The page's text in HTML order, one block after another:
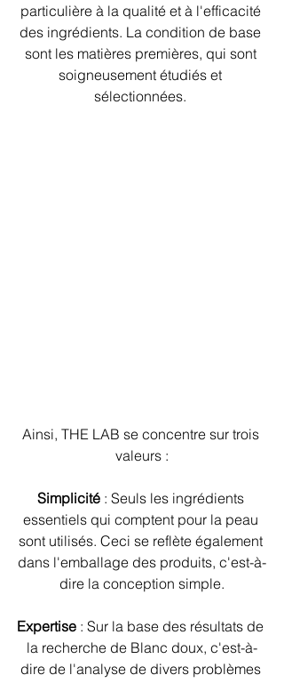
particulière à la qualité et à l'efficacité
des ingrédients. La condition de base
sont les matières premières, qui sont
soigneusement étudiés et
sélectionnées.
Ainsi, THE LAB se concentre sur trois
valeurs :
Simplicité : Seuls les ingrédients
essentiels qui comptent pour la peau
sont utilisés. Ceci se reflète également
dans l'emballage des produits, c'est-à-
dire la conception simple.
Expertise : Sur la base des résultats de
la recherche de Blanc doux, c'est-à-
dire de l'analyse de divers problèmes